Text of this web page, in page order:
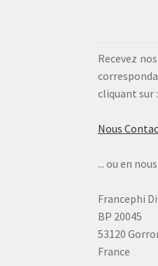
Recevez
cliquant sur :
Nous
... ou en
Francephi
BP 20045
53120
France